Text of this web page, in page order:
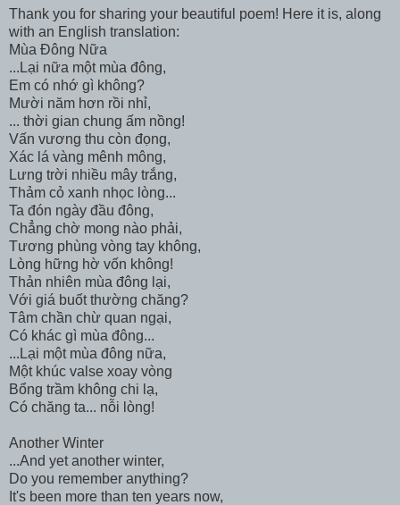
Thank you for sharing your beautiful poem! Here it is, along
with an English translation:
Mùa Đông Nữa
...Lại nữa một mùa đông,
Em có nhớ gì không?
Mười năm hơn rồi nhỉ,
... thời gian chung ấm nồng!
Vấn vương thu còn đọng,
Xác lá vàng mênh mông,
Lưng trời nhiều mây trắng,
Thảm cỏ xanh nhọc lòng...
Ta đón ngày đầu đông,
Chẳng chờ mong nào phải,
Tương phùng vòng tay không,
Lòng hững hờ vốn không!
Thản nhiên mùa đông lại,
Với giá buốt thường chăng?
Tâm chần chừ quan ngại,
Có khác gì mùa đông...
...Lại một mùa đông nữa,
Một khúc valse xoay vòng
Bổng trầm không chi lạ,
Có chăng ta... nỗi lòng!
Another Winter
...And yet another winter,
Do you remember anything?
It's been more than ten years now,